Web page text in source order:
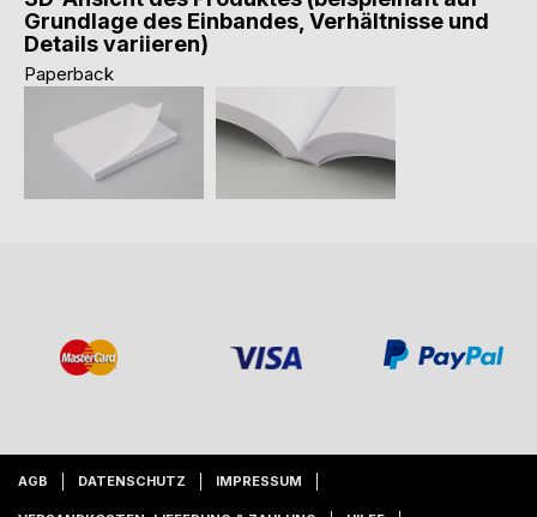
Grundlage des Einbandes, Verhältnisse und
Details variieren)
Paperback
AGB DATENSCHUTZ IMPRESSUM